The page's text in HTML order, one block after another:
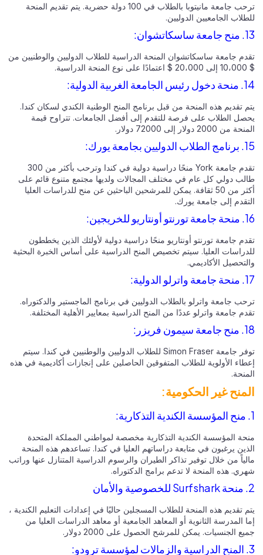
ترحب جامعة مانيتوبا بالطلاب في 100 دولة حضرية. يتم تقديم المنحة
للطلاب الجامعيين الدوليين.
13. منح جامعة ساسكاتشوان:
تقدم جامعة ساسكاتشوان المنحة الدراسية للطلاب الدوليين والوطنيين من
$ 10،000 إلى 20،000 $ اعتمادًا على نوع المنحة الدراسية.
14. منحة دخول رئيس الجامعة الغربية الدولية:
يتم تقديم هذه المنحة من قبل برنامج المنح الوطنية الكندي لسكان كندا.
يحصل الطلاب على فرصة للتقدم إلى أفضل الجامعات. تتراوح قيمة
المنحة من 2000 دولار إلى 72000 دولار.
15. برنامج الطلاب الدوليين بجامعة يورك:
تقدم جامعة York منحًا دراسية دولية في كندا وترحب بأكثر من 300
طالب دولي كل عام في مختلف المجالات ولديها مجتمع متنوع قائم على
أكثر من 50 ثقافة. يمكن للمرشحين الباحثين عن منح للدراسات العليا
التقدم إلى جامعة يورك.
16. منحة جامعة تورنتو أونتاريو للخريجين:
تقدم جامعة تورنتو أونتاريو منحًا دراسية دولية لأولئك الذين يخططون
للدراسات العليا. سيتم تخصيص المنح الدراسية على أساس الخبرة البحثية
والتحصيل الأكاديمي.
17. منحة جامعة واترلو الدولية:
ترحب جامعة واترلو بالطلاب الدوليين في برنامج الماجستير والدكتوراه.
تقدم جامعة واترلو عددًا من المنح الدراسية بمعايير الأهلية المختلفة.
18. منح جامعة سيمون فريزر:
توفر جامعة Simon Fraser للطلاب الدوليين والوطنيين في كندا. سيتم
إعطاء الأولوية للطلاب المتفوقين الحاصلين على إنجازات أكاديمية في هذه
المنحة.
المنح غير الحكومية:
1. منح المؤسسة الكندية التذكارية:
منحة المؤسسة الكندية التذكارية مخصصة لمواطني المملكة المتحدة
الذين يرغبون في متابعة دراساتهم العليا في كندا. تساعدهم هذه المنحة
مالياً من خلال توفير تذاكر الطيران والرسوم الدراسية المتنازل عنها وراتب
شهري. هذه المنحة لا تدعم برامج الدكتوراه.
2. منحة Surfshark للخصوصية والأمان
يتم تقديم هذه المنحة للطلاب المسجلين حاليًا في إعدادات التعليم الكندية ،
إما المدرسة الثانوية أو المعاهد الجامعية أو معاهد الدراسات العليا من
جميع الجنسيات. يمكن للمرشح الحصول على 2000 دولار.
3. المنح الدراسية والزمالات لمؤسسة ترودو: